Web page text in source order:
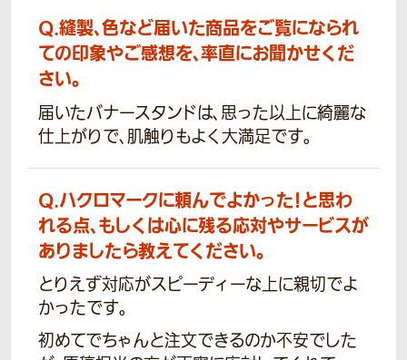
Q.縫製、色など届いた商品をご覧になられ
ての印象やご感想を、率直にお聞かせくだ
さい。
届いたバナースタンドは、思った以上に綺麗な
仕上がりで、肌触りもよく大満足です。
Q.ハクロマークに頼んでよかった！と思わ
れる点、もしくは心に残る応対やサービスが
ありましたら教えてください。
とりえず対応がスピーディーな上に親切でよ
かったです。
初めてでちゃんと注文できるのか不安でした